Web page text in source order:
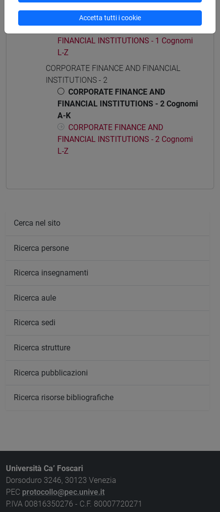
FINANCIAL INSTITUTIONS - 1 Cognomi
FINANCIAL INSTITUTIONS - 1 Cognomi
L-Z
CORPORATE FINANCE AND FINANCIAL
INSTITUTIONS - 2
CORPORATE FINANCE AND
FINANCIAL INSTITUTIONS - 2 Cognomi
A-K
CORPORATE FINANCE AND
FINANCIAL INSTITUTIONS - 2 Cognomi
L-Z
Cerca nel sito
Ricerca persone
Ricerca insegnamenti
Ricerca aule
Ricerca sedi
Ricerca strutture
Ricerca pubblicazioni
Ricerca risorse bibliografiche
Università Ca’ Foscari
Dorsoduro 3246, 30123 Venezia
PEC protocollo@pec.unive.it
P.IVA 00816350276 - C.F. 80007720271
Accetta tutti i cookie